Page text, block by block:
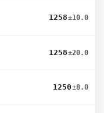
1258±10.0
1258±20.0
1250±8.0